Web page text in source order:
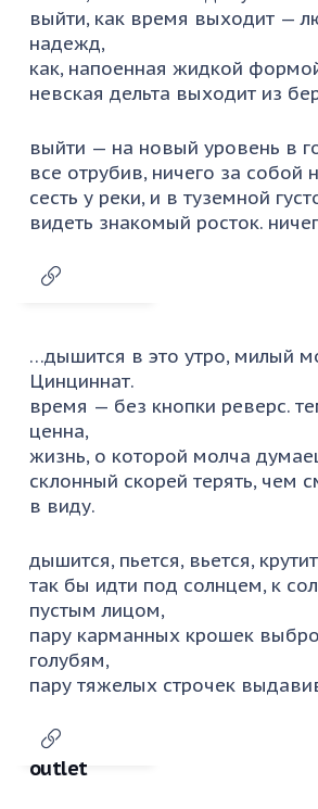
выйти, как время выходит —
надежд,
как, напоенная жидкой
невская дельта выходит из
выйти — на новый уровень в
все отрубив, ничего за собой
сесть у реки, и в туземной
видеть знакомый росток.
…дышится в это утро, милый
Цинциннат.
время — без кнопки реверс.
ценна,
жизнь, о которой молча
склонный скорей терять, чем
в виду.
дышится, пьется, вьется,
так бы идти под солнцем, к
пустым лицом,
пару карманных крошек
голубям,
пару тяжелых строчек
outlet